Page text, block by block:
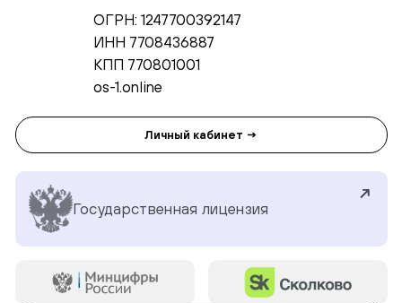
ОГРН: 1247700392147
ИНН 7708436887
КПП 770801001
os-1.online
Личный кабинет →
Государственная лицензия